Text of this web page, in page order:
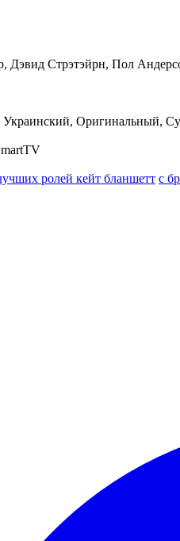
Дэвид Стрэтэйрн, Пол
Оригинальный,
ролей кейт бланшетт с